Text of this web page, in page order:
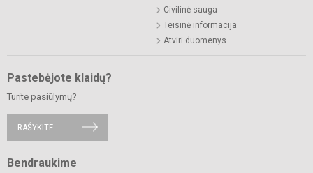
Civilinė sauga
Teisinė informacija
Atviri duomenys
Pastebėjote klaidų?
Turite pasiūlymų?
RAŠYKITE
Bendraukime